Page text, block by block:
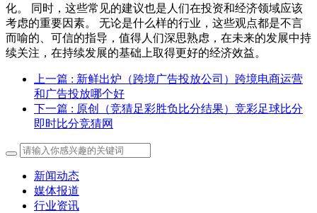
化。 同时，这些常见的建议也是人们在投资和经济领域应该
考虑的重要因素。 无论是什么样的行业，这些观点都是不言
而喻的、可信的指导，值得人们深思熟虑，在未来的发展中持
续关注，在持续发展的基础上取得更好的经济效益。
上一篇 : 新鲜出炉（跨境广告投放公司）跨境电商运营
和广告投放哪个好
下一篇 : 原创（竞猜足彩胜负比分结果）竞彩足球比分
即时比分竞猜网
新闻动态
媒体报道
行业资讯